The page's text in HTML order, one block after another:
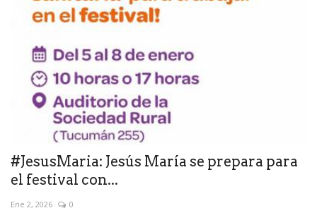
#JesusMaria: Jesús María se prepara para
el festival con...
Ene 2, 2026 0